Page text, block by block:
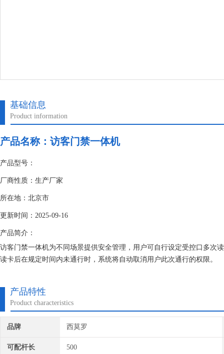
基础信息
Product information
产品名称： 访客门禁一体机
产品型号：
厂商性质：生产厂家
所在地：北京市
更新时间：2025-09-16
产品简介：
访客门禁一体机为不同场景提供安全管理，用户可自行设定受控口多次
读卡后在规定时间内未通行时，系统将自动取消用户此次通行的权限。
产品特性
Product characteristics
品牌 西莫罗
可配杆长 500